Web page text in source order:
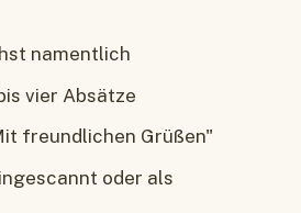
namentlich
vier Absätze
freundlichen Grüßen"
oder als